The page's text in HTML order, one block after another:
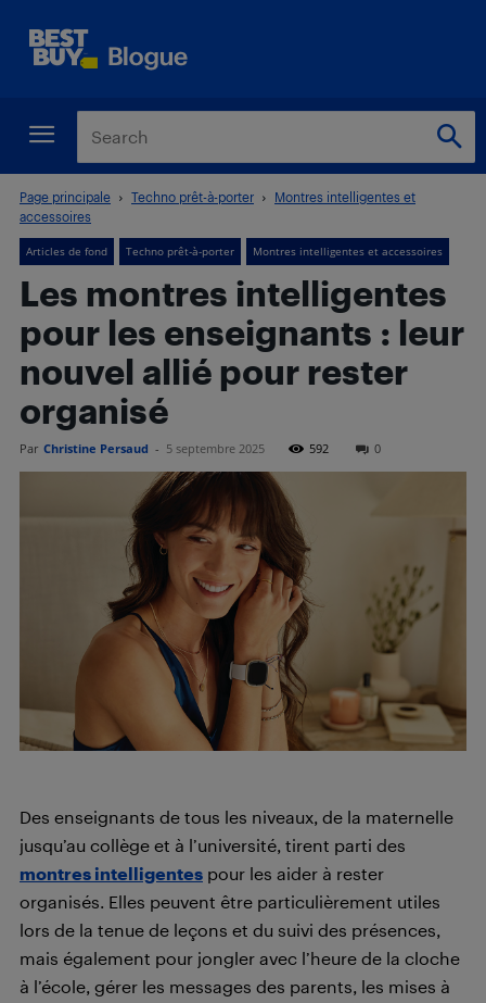
Page principale Techno prêt-à-porter
Montres intelligentes et
accessoires
Articles de fond Techno prêt-à-porter Montres intelligentes et accessoires
Les montres intelligentes
pour les enseignants : leur
nouvel allié pour rester
organisé
Par Christine Persaud - 5 septembre 2025 592 0
Des enseignants de tous les niveaux, de la maternelle
jusqu’au collège et à l’université, tirent parti des
montres intelligentes pour les aider à rester
organisés. Elles peuvent être particulièrement utiles
lors de la tenue de leçons et du suivi des présences,
mais également pour jongler avec l’heure de la cloche
à l’école, gérer les messages des parents, les mises à